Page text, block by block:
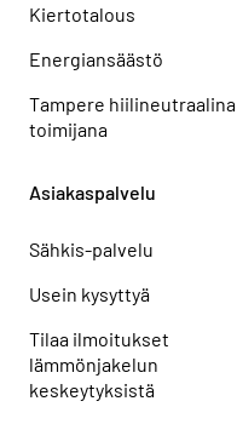
Kiertotalous
Energiansäästö
Tampere hiilineutraalina
toimijana
Asiakaspalvelu
Sähkis-palvelu
Usein kysyttyä
Tilaa ilmoitukset
lämmönjakelun
keskeytyksistä